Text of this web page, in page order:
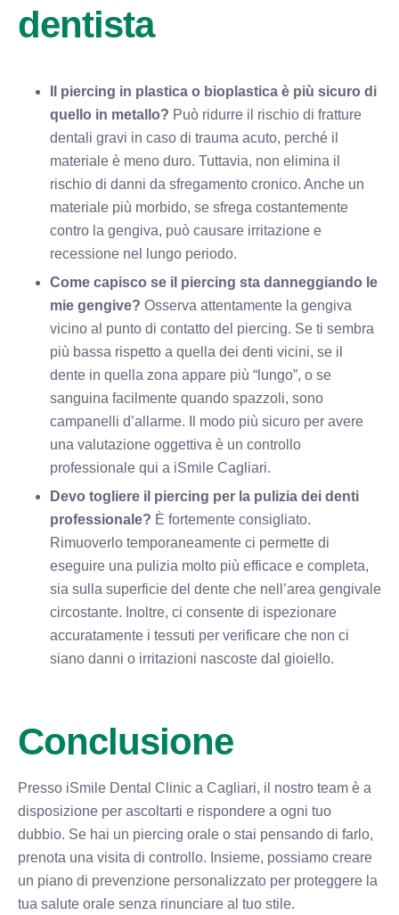
dentista
Il piercing in plastica o bioplastica è più sicuro di
quello in metallo? Può ridurre il rischio di fratture
dentali gravi in caso di trauma acuto, perché il
materiale è meno duro. Tuttavia, non elimina il
rischio di danni da sfregamento cronico. Anche un
materiale più morbido, se sfrega costantemente
contro la gengiva, può causare irritazione e
recessione nel lungo periodo.
Come capisco se il piercing sta danneggiando le
mie gengive? Osserva attentamente la gengiva
vicino al punto di contatto del piercing. Se ti sembra
più bassa rispetto a quella dei denti vicini, se il
dente in quella zona appare più “lungo”, o se
sanguina facilmente quando spazzoli, sono
campanelli d’allarme. Il modo più sicuro per avere
una valutazione oggettiva è un controllo
professionale qui a iSmile Cagliari.
Devo togliere il piercing per la pulizia dei denti
professionale? È fortemente consigliato.
Rimuoverlo temporaneamente ci permette di
eseguire una pulizia molto più efficace e completa,
sia sulla superficie del dente che nell’area gengivale
circostante. Inoltre, ci consente di ispezionare
accuratamente i tessuti per verificare che non ci
siano danni o irritazioni nascoste dal gioiello.
Conclusione
Presso iSmile Dental Clinic a Cagliari, il nostro team è a
disposizione per ascoltarti e rispondere a ogni tuo
dubbio. Se hai un piercing orale o stai pensando di farlo,
prenota una visita di controllo. Insieme, possiamo creare
un piano di prevenzione personalizzato per proteggere la
tua salute orale senza rinunciare al tuo stile.